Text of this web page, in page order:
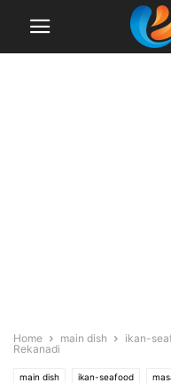
Home main dish ikan-
Rekanadi
main dish ikan-seafood